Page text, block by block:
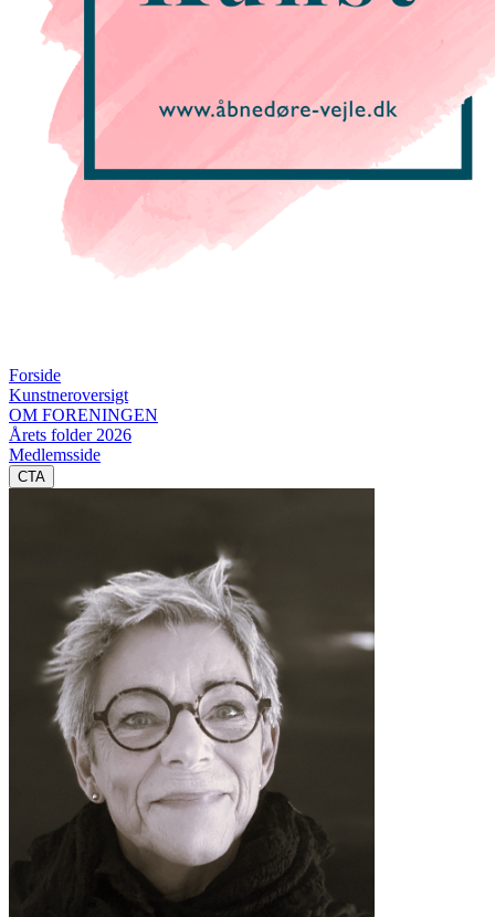
Forside
Kunstneroversigt
OM FORENINGEN
Årets folder 2026
Medlemsside
CTA